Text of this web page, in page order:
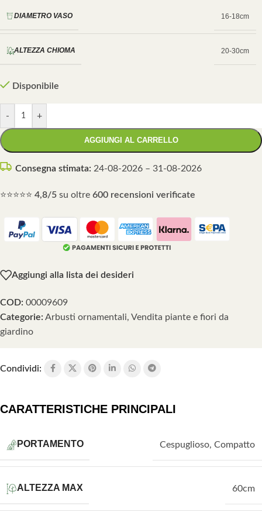
DIAMETRO VASO 16-18cm
ALTEZZA CHIOMA 20-30cm
Disponibile
- +
AGGIUNGI AL CARRELLO
Consegna stimata: 24-08-2026 – 31-08-2026
⭐⭐⭐⭐⭐ 4,8/5 su oltre 600 recensioni verificate
Aggiungi alla lista dei desideri
COD: 00009609
Categorie: Arbusti ornamentali, Vendita piante e fiori da
giardino
Condividi:
CARATTERISTICHE PRINCIPALI
PORTAMENTO Cespuglioso, Compatto
ALTEZZA MAX 60cm